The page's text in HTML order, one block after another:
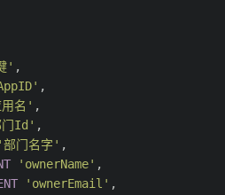
' ,
,
名' ,
门Id' ,
'部门名字' ,
'ownerName' ,
'ownerEmail' ,